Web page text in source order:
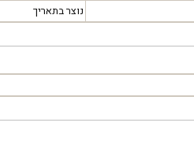
נוצר בתאריך